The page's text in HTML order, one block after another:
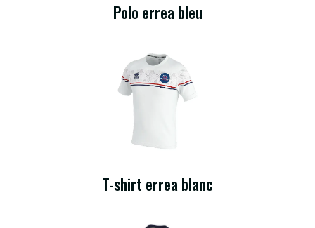
Polo errea bleu
T-shirt errea blanc